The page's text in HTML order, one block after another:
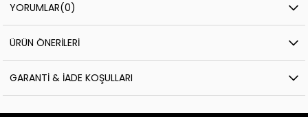
YORUMLAR(0)
ÜRÜN ÖNERILERI
GARANTI & İADE KOŞULLARI